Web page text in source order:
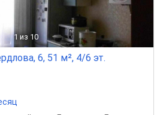
1 из 10
6, 51 м², 4/6 эт.